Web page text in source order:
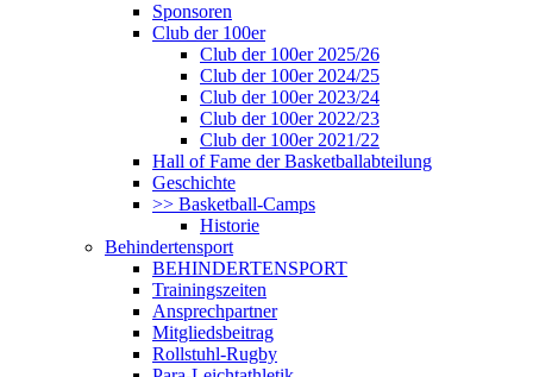
Sponsoren
Club der 100er
Club der 100er 2025/26
Club der 100er 2024/25
Club der 100er 2023/24
Club der 100er 2022/23
Club der 100er 2021/22
Hall of Fame der Basketballabteilung
Geschichte
>> Basketball-Camps
Historie
Behindertensport
BEHINDERTENSPORT
Trainingszeiten
Ansprechpartner
Mitgliedsbeitrag
Rollstuhl-Rugby